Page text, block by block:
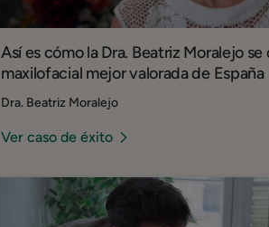
Así es cómo la Dra. Beatriz Moralejo
maxilofacial mejor valorada de España
Dra. Beatriz Moralejo
Ver caso de éxito